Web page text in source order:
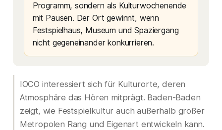
Programm, sondern als Kulturwochenende
mit Pausen. Der Ort gewinnt, wenn
Festspielhaus, Museum und Spaziergang
nicht gegeneinander konkurrieren.
IOCO interessiert sich für Kulturorte, deren
Atmosphäre das Hören mitprägt. Baden-Baden
zeigt, wie Festspielkultur auch außerhalb großer
Metropolen Rang und Eigenart entwickeln kann.